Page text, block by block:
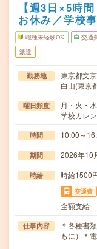
【週3日×5時
お休み／学校
職種未経験OK 交通
派遣
勤務地
東京都文
白山(東京
曜日頻度
月・火・
学校カレ
時間 10:00～
期間 2026年10
時給 時給1500
交通費
全額支給
仕事内容
＊各種書
もに）＊